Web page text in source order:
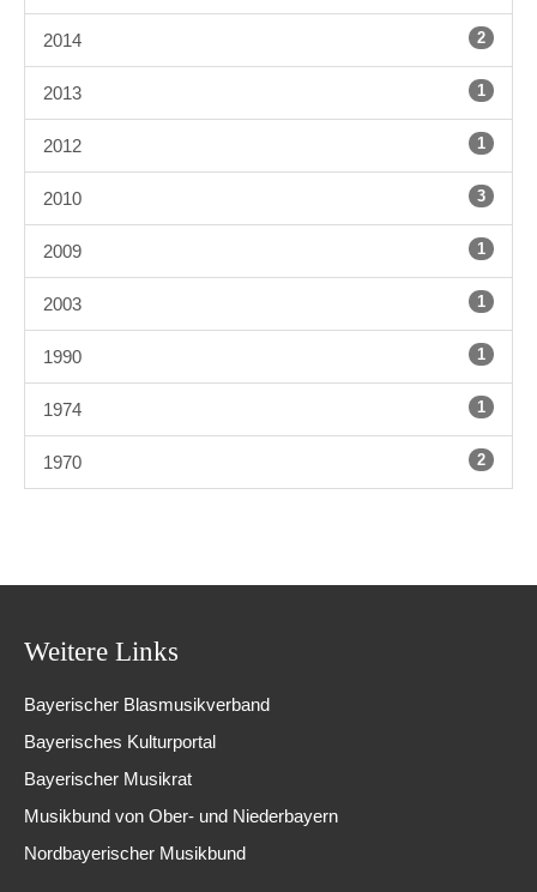
2014 2
2013 1
2012 1
2010 3
2009 1
2003 1
1990 1
1974 1
1970 2
Weitere Links
Bayerischer Blasmusikverband
Bayerisches Kulturportal
Bayerischer Musikrat
Musikbund von Ober- und Niederbayern
Nordbayerischer Musikbund